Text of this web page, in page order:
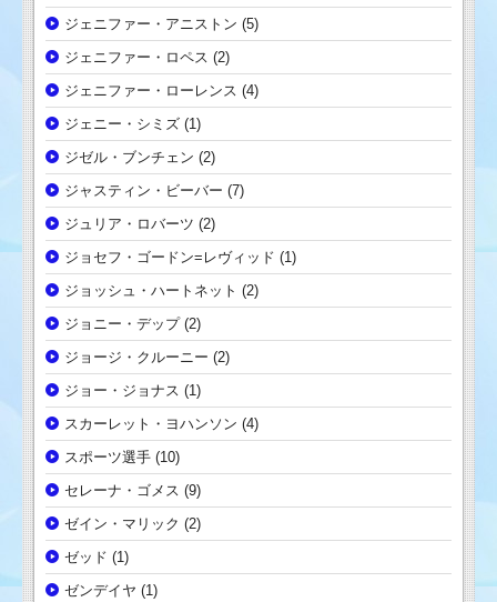
ジェニファー・アニストン (5)
ジェニファー・ロペス (2)
ジェニファー・ローレンス (4)
ジェニー・シミズ (1)
ジゼル・ブンチェン (2)
ジャスティン・ビーバー (7)
ジュリア・ロバーツ (2)
ジョセフ・ゴードン=レヴィッド (1)
ジョッシュ・ハートネット (2)
ジョニー・デップ(2)
ジョージ・クルーニー (2)
ジョー・ジョナス (1)
スカーレット・ヨハンソン (4)
スポーツ選手 (10)
セレーナ・ゴメス (9)
ゼイン・マリック (2)
ゼッド (1)
ゼンデイヤ (1)